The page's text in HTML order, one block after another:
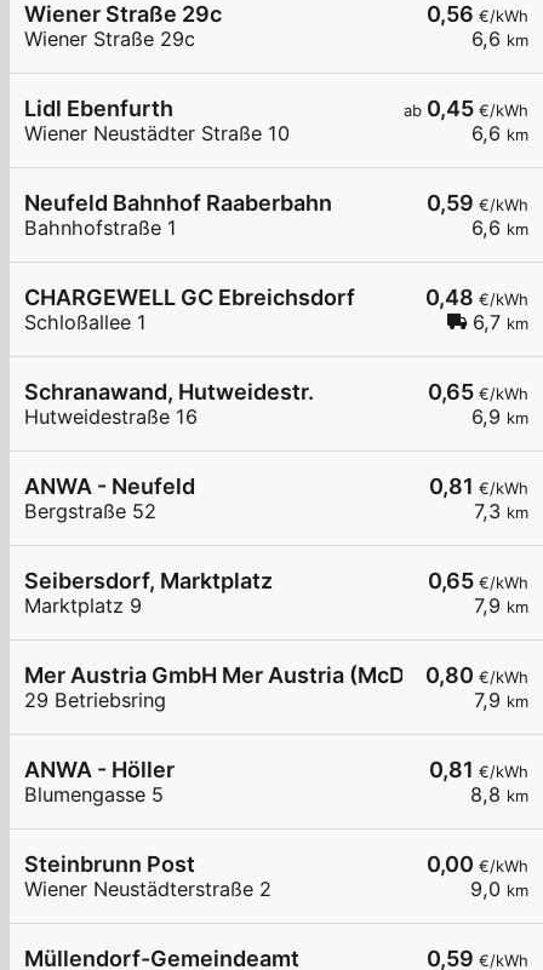
0,56 €/kWh
6,6 km
Wiener Straße 29c
Wiener Straße 29c
ab 0,45 €/kWh
6,6 km
Lidl Ebenfurth
Wiener Neustädter Straße 10
0,59 €/kWh
6,6 km
Neufeld Bahnhof Raaberbahn
Bahnhofstraße 1
0,48 €/kWh
6,7 km
CHARGEWELL GC Ebreichsdorf
Schloßallee 1
0,65 €/kWh
6,9 km
Schranawand, Hutweidestr.
Hutweidestraße 16
0,81 €/kWh
7,3 km
ANWA - Neufeld
Bergstraße 52
0,65 €/kWh
7,9 km
Seibersdorf, Marktplatz
Marktplatz 9
0,80 €/kWh
7,9 km
Mer Austria GmbH Mer Austria (McD) -
29 Betriebsring
0,81 €/kWh
8,8 km
ANWA - Höller
Blumengasse 5
0,00 €/kWh
9,0 km
Steinbrunn Post
Wiener Neustädterstraße 2
0,59 €/kWh
Müllendorf-Gemeindeamt